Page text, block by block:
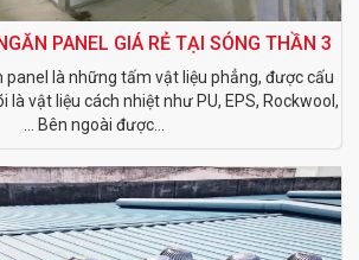
PANEL GIÁ RẺ TẠI SÓNG THẦN 3
panel là những tấm vật liệu phẳng, được cấu
là vật liệu cách nhiệt như PU, EPS, Rockwool,
… Bên ngoài được...